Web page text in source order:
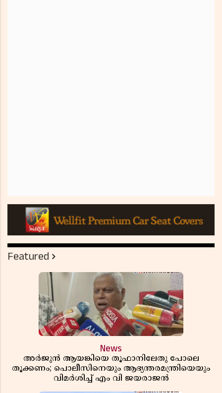
Featured
News
അർജുൻ ആയങ്കിയെ തൂഫാനിലേതു പോലെ
തൂക്കണം; പൊലീസിനെയും ആഭ്യന്തരമന്ത്രിയെയും
വിമർശിച്ച് എം വി ജയരാജൻ